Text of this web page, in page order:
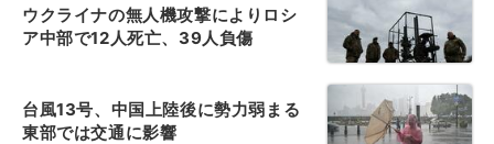
ウクライナの無人機攻撃によりロシ
ア中部で12人死亡、39人負傷
台風13号、中国上陸後に勢力弱まる
東部では交通に影響